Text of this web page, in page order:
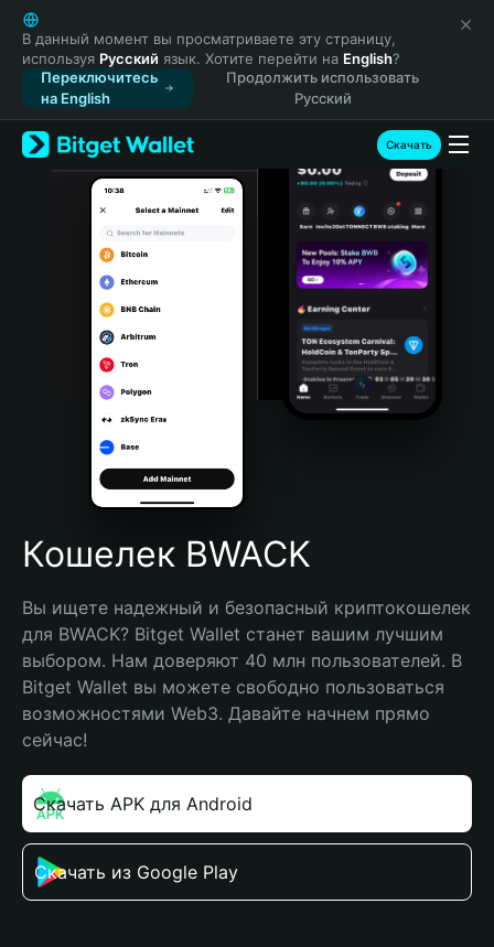
English
日本語
Tiếng Việt
Русский
Español (Latinoamérica)
Türkçe
Italiano
Português (Portugal)
Bahasa Indonesia
Português (Brasil)
Español (Argentina)
В данный момент вы просматриваете эту страницу,
используя Русский язык. Хотите перейти на English?
Переключитесь
на English
Продолжить использовать
Русский
Скачать
Кошелек BWACK
Вы ищете надежный и безопасный криптокошелек
для BWACK? Bitget Wallet станет вашим лучшим
выбором. Нам доверяют 40 млн пользователей. В
Bitget Wallet вы можете свободно пользоваться
возможностями Web3. Давайте начнем прямо
сейчас!
Скачать APK для Android
Скачать из Google Play